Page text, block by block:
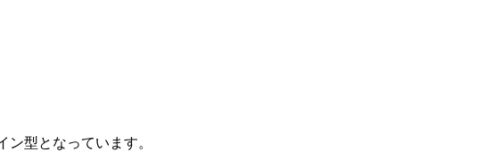
型となっています。